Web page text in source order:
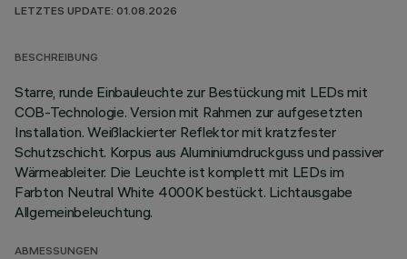
LETZTES UPDATE: 01.08.2026
BESCHREIBUNG
Starre, runde Einbauleuchte zur Bestückung mit LEDs mit
COB-Technologie. Version mit Rahmen zur aufgesetzten
Installation. Weißlackierter Reflektor mit kratzfester
Schutzschicht. Korpus aus Aluminiumdruckguss und passiver
Wärmeableiter. Die Leuchte ist komplett mit LEDs im
Farbton Neutral White 4000K bestückt. Lichtausgabe
Allgemeinbeleuchtung.
ABMESSUNGEN